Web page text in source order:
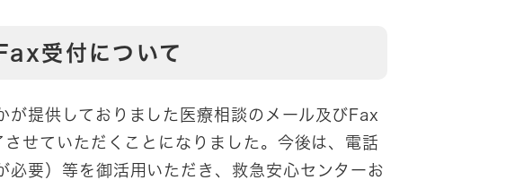
受付について
提供しておりました医療相談のメール及びFax
せていただくことになりました。今後は、電話
必要）等を御活用いただき、救急安心センターお